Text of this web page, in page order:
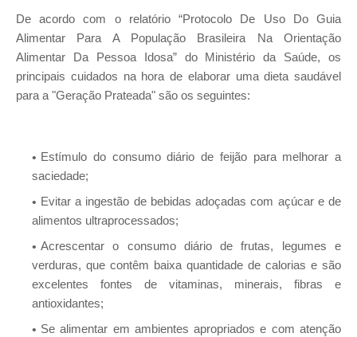
De acordo com o relatório “Protocolo De Uso Do Guia
Alimentar Para A População Brasileira Na Orientação
Alimentar Da Pessoa Idosa” do Ministério da Saúde, os
principais cuidados na hora de elaborar uma dieta saudável
para a "Geração Prateada" são os seguintes:
Estímulo do consumo diário de feijão para melhorar a
saciedade;
Evitar a ingestão de bebidas adoçadas com açúcar e de
alimentos ultraprocessados;
Acrescentar o consumo diário de frutas, legumes e
verduras, que contêm baixa quantidade de calorias e são
excelentes fontes de vitaminas, minerais, fibras e
antioxidantes;
Se alimentar em ambientes apropriados e com atenção